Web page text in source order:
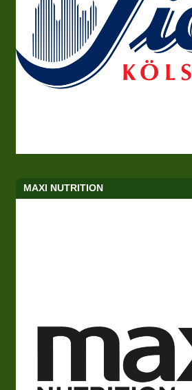
MAXI NUTRITION